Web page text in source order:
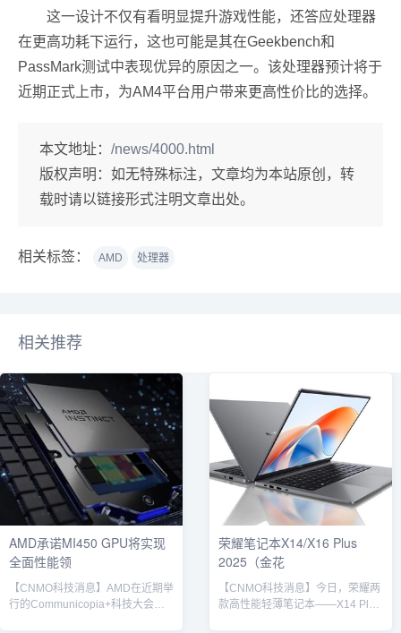
这一设计不仅有看明显提升游戏性能，还答应处理器
在更高功耗下运行，这也可能是其在Geekbench和
PassMark测试中表现优异的原因之一。该处理器预计将于
近期正式上市，为AM4平台用户带来更高性价比的选择。
本文地址： /news/4000.html
版权声明： 如无特殊标注，文章均为本站原创，转
载时请以链接形式注明文章出处。
相关标签： AMD 处理器
相关推荐
AMD承诺MI450 GPU将实现
全面性能领
【CNMO科技消息】AMD在近期举
行的Communicopia+科技大会上
荣耀笔记本X14/X16 Plus
2025（金花
【CNMO科技消息】今日，荣耀两
款高性能轻薄笔记本——X14 Plus